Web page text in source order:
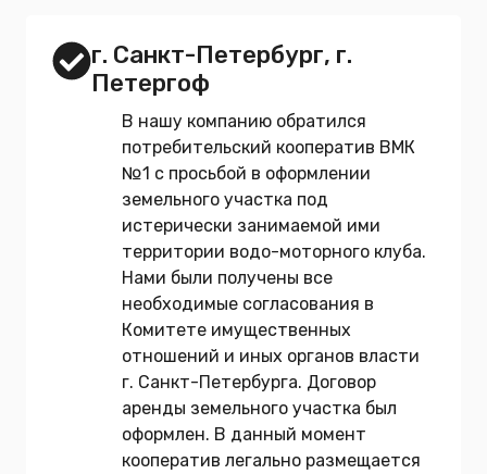
г. Санкт-Петербург, г.
Петергоф
В нашу компанию обратился
потребительский кооператив ВМК
№1 с просьбой в оформлении
земельного участка под
истерически занимаемой ими
территории водо-моторного клуба.
Нами были получены все
необходимые согласования в
Комитете имущественных
отношений и иных органов власти
г. Санкт-Петербурга. Договор
аренды земельного участка был
оформлен. В данный момент
кооператив легально размещается